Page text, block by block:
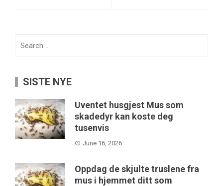
SISTE NYE
Uventet husgjest Mus som
skadedyr kan koste deg
tusenvis
June 16, 2026
Oppdag de skjulte truslene fra
mus i hjemmet ditt som